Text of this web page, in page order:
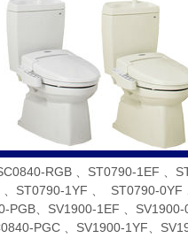
RGB 、ST0790-1EF 、
、ST0790-1YF 、 ST0790-
PGB、SV1900-1EF 、
PGC 、SV1900-1YF、